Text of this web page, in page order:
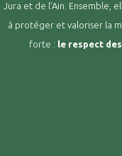
Jura et de l’Ain. Ensemble,
à protéger et valoriser la
forte : le respect